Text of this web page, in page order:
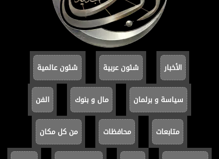
الأخبار شئون عربية شئون عالمية
سياسة و برلمان مال و بنوك الفن
متابعات محافظات من كل مكان